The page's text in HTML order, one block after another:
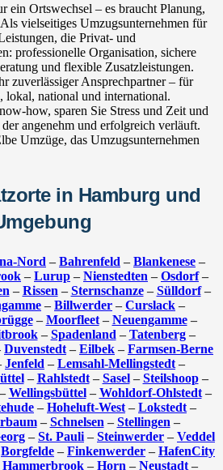
ein Ortswechsel – es braucht Planung,
vielseitiges Umzugsunternehmen für
die Privat- und
professionelle Organisation, sichere
und flexible Zusatzleistungen.
zuverlässiger Ansprechpartner – für
lokal, national und international.
how, sparen Sie Stress und Zeit und
angenehm und erfolgreich verläuft.
Umzüge, das Umzugsunternehmen
in Hamburg und
Nord – Bahrenfeld – Blankenese –
– Lurup – Nienstedten – Osdorf–
– Rissen – Sternschanze– Sülldorf–
– Billwerder – Curslack –
– Moorfleet– Neuengamme–
– Spadenland – Tatenberg–
Duvenstedt – Eilbek – Farmsen-Berne
Jenfeld – Lemsahl-Mellingstedt –
– Rahlstedt– Sasel– Steilshoop–
Wellingsbüttel– Wohldorf-Ohlstedt–
– Hoheluft-West – Lokstedt –
– Schnelsen – Stellingen –
– St. Pauli – Steinwerder – Veddel
Borgfelde – Finkenwerder – HafenCity
Hammerbrook– Horn – Neustadt–